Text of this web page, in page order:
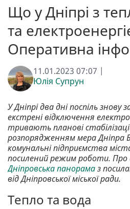
Що у Дніпрі з
та
Оперативна
11.01.2023 07:07 |
Юлія Супрун
У Дніпрі два дні поспіль знову
екстрені відключення
тривають планові
розпорядженням мера Дніпра
комунальні підприємства
посилений режим роботи. Про
Дніпровська панорамаз
від Дніпровської міської ради.
Тепло та вода